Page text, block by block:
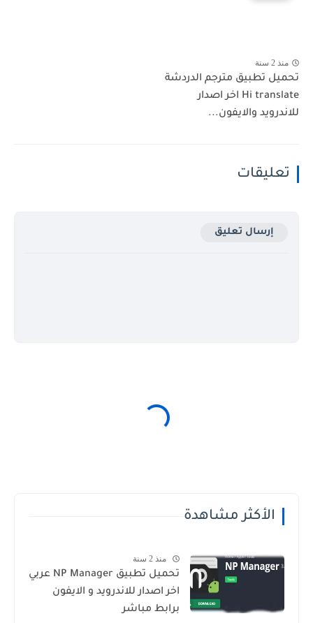
منذ 2 سنة
تحميل تطبيق مترجم الدردشة
Hi translate اخر اصدار
للاندرويد والايفون...
تعليقات
إرسال تعليق
الأكثر مشاهدة
منذ 2 سنة
تحميل تطبيق NP Manager عربي
اخر اصدار للاندرويد و الايفون
برابط مباشر